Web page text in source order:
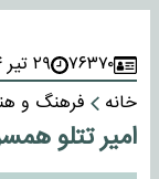
خورد
۷۶۳۷۰ ۲۹ تیر ۱۴۰۴
خانه
فرهنگ و
امیر تتلو